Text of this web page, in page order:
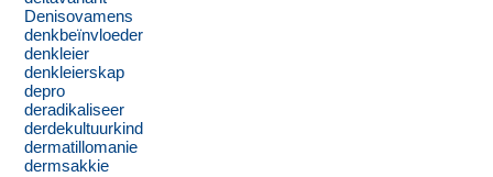
Denisovamens
denkbeïnvloeder
denkleier
denkleierskap
depro
deradikaliseer
derdekultuurkind
dermatillomanie
dermsakkie